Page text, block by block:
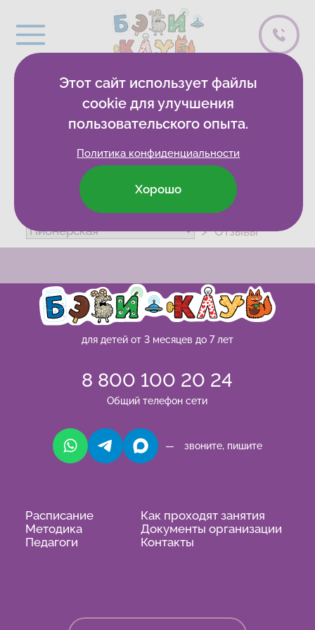
0 спасибо
Развивающие клубы
Отзывы
для детей от 3 месяцев до 7 лет
8 800 100 20 24
Общий телефон сети
— звоните, пишите
Расписание
Методика
Педагоги
Как проходят занятия
Документы организации
Контакты
Этот сайт использует файлы
cookie для улучшения
пользовательского опыта.
Политика конфиденциальности
Хорошо